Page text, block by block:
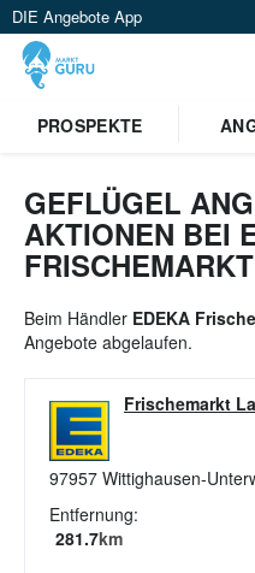
DIE Angebote App
PROSPEKTE
GEFLÜGEL
AKTIONEN BEI
FRISCHEMARKT
Beim Händler EDEKA
Angebote abgelaufen.
Frischemarkt
97957 Wittighausen-
Entfernung:
281.7km